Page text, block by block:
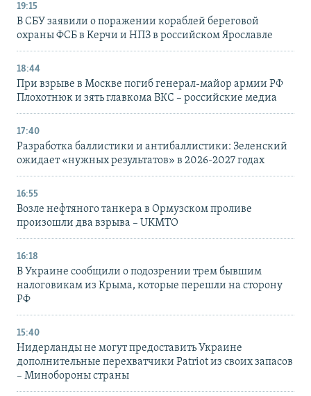
19:15
В СБУ заявили о поражении кораблей береговой
охраны ФСБ в Керчи и НПЗ в российском Ярославле
18:44
При взрыве в Москве погиб генерал-майор армии РФ
Плохотнюк и зять главкома ВКС – российские медиа
17:40
Разработка баллистики и антибаллистики: Зеленский
ожидает «нужных результатов» в 2026-2027 годах
16:55
Возле нефтяного танкера в Ормузском проливе
произошли два взрыва – UKMTO
16:18
В Украине сообщили о подозрении трем бывшим
налоговикам из Крыма, которые перешли на сторону
РФ
15:40
Нидерланды не могут предоставить Украине
дополнительные перехватчики Patriot из своих запасов
– Минобороны страны